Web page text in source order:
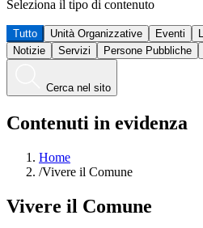
Seleziona il tipo di contenuto
Tutto Unità Organizzative Eventi
Notizie
Servizi Persone Pubbliche
Cerca nel sito
Contenuti in evidenza
Home
/Vivere il Comune
Vivere il Comune